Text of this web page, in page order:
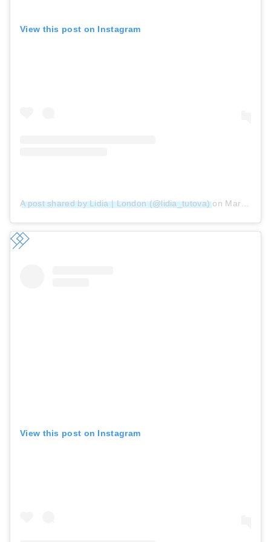
View this post on Instagram
A post shared by Lidia | London (@lidia_tutova)on Mar 31, 2019 at 4:20am PDT
View this post on Instagram